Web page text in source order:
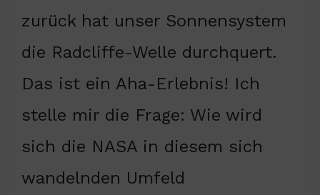
zurück hat unser Sonnensystem
die Radcliffe-Welle durchquert.
Das ist ein Aha-Erlebnis! Ich
stelle mir die Frage: Wie wird
sich die NASA in diesem sich
wandelnden Umfeld